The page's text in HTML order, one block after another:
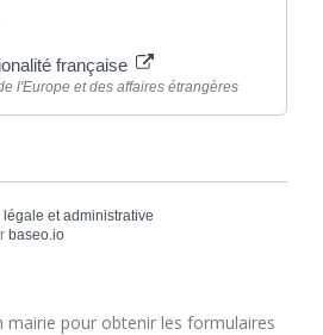
française
l'Europe et des affaires étrangères
et administrative
baseo.io
mairie pour obtenir les formulaires